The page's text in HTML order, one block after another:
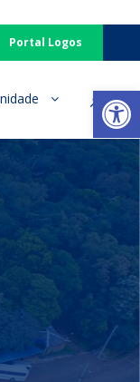
Portal Logos